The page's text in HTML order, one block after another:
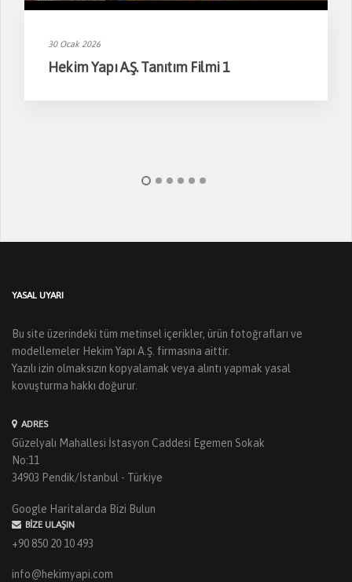
30 Ocak 2026
Hekim Yapı A.Ş. Tanıtım Filmi 1
YASAL UYARI
Bu site üzerindeki tüm metinsel içerikler, ürün fotoğrafları ve
modellemeler Hekim Yapı A.Ş. firmasına aittir.
Yazılı izin olmaksızın kopyalamak veya alıntı yapmak yasal
kovuşturma hakkı doğurur.
ADRES
Güzelyalı Mahallesi İstasyon Caddesi Egemen Sokak
No:11
34903 Pendik/İstanbul - Türkiye
Google Haritalarda Bizi Bulun
BIZE ULAŞIN
+90 850 20 10 493
info@hekimyapi.com